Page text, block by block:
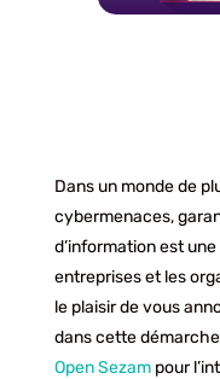
Dans un monde de
cybermenaces,
d’information est
entreprises et les
le plaisir de vous
dans cette
Open Sezampour